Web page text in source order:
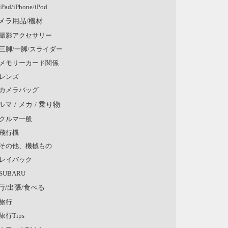
iPhone/iPod
ラ用品/機材
影アクセサリー
脚/一脚/スライダー
メモリーカード関係
レンズ
カメラバッグ
マ / メカ / 乗り物
クルマ一般
行機
その他、機械もの
レイバック
SUBARU
/出張/食べる
行
行Tips